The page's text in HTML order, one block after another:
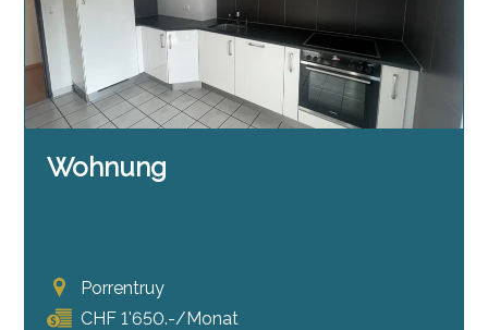
Wohnung
Porrentruy
CHF 1'650.-/Monat